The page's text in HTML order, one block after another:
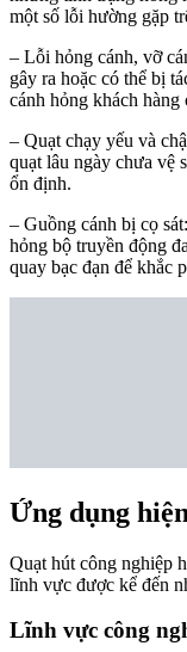
một số lỗi hường gặp
– Lỗi hỏng cánh, vỡ
gây ra hoặc có thể bị
cánh hỏng khách hàng
– Quạt chạy yếu và
quạt lâu ngày chưa vệ
ổn định.
– Guồng cánh bị cọ
hỏng bộ truyền động
quay bạc đạn để khắc
Ứng dụng
Quạt hút công nghiệp
lĩnh vực được kể đến
Lĩnh vực công